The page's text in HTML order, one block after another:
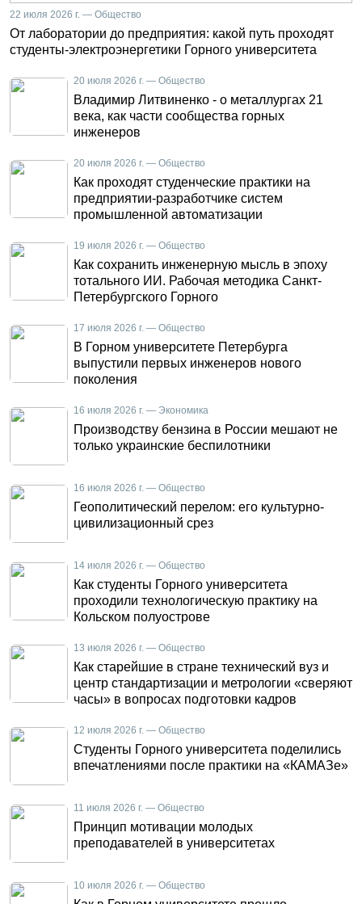
22 июля 2026 г. — Общество
От лаборатории до предприятия: какой путь проходят
студенты-электроэнергетики Горного университета
20 июля 2026 г. — Общество
Владимир Литвиненко - о металлургах 21
века, как части сообщества горных
инженеров
20 июля 2026 г. — Общество
Как проходят студенческие практики на
предприятии-разработчике систем
промышленной автоматизации
19 июля 2026 г. — Общество
Как сохранить инженерную мысль в эпоху
тотального ИИ. Рабочая методика Санкт-
Петербургского Горного
17 июля 2026 г. — Общество
В Горном университете Петербурга
выпустили первых инженеров нового
поколения
16 июля 2026 г. — Экономика
Производству бензина в России мешают не
только украинские беспилотники
16 июля 2026 г. — Общество
Геополитический перелом: его культурно-
цивилизационный срез
14 июля 2026 г. — Общество
Как студенты Горного университета
проходили технологическую практику на
Кольском полуострове
13 июля 2026 г. — Общество
Как старейшие в стране технический вуз и
центр стандартизации и метрологии «сверяют
часы» в вопросах подготовки кадров
12 июля 2026 г. — Общество
Студенты Горного университета поделились
впечатлениями после практики на «КАМАЗе»
11 июля 2026 г. — Общество
Принцип мотивации молодых
преподавателей в университетах
10 июля 2026 г. — Общество